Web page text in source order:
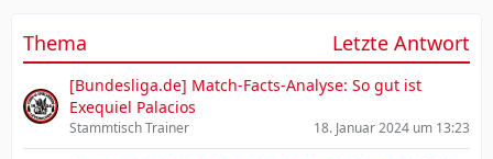
Thema Letzte Antwort
[Bundesliga.de] Match-Facts-Analyse: So gut ist
Exequiel Palacios
Stammtisch Trainer 18. Januar 2024 um 13:23